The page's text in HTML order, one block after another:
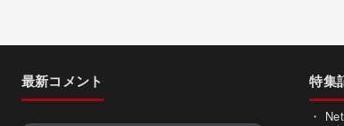
最新コメント 特集